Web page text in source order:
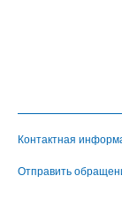
Контактная
Отправить